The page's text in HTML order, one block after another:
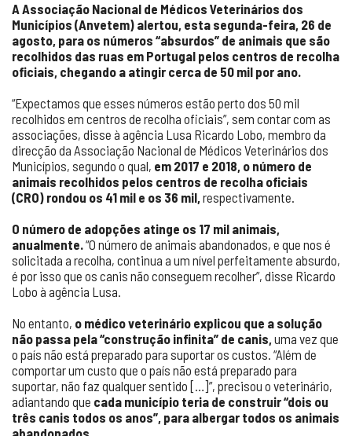
A Associação Nacional de Médicos Veterinários dos
Municípios (Anvetem) alertou, esta segunda-feira, 26 de
agosto, para os números “absurdos” de animais que são
recolhidos das ruas em Portugal pelos centros de recolha
oficiais, chegando a atingir cerca de 50 mil por ano.
“Expectamos que esses números estão perto dos 50 mil
recolhidos em centros de recolha oficiais”, sem contar com as
associações, disse à agência Lusa Ricardo Lobo, membro da
direcção da Associação Nacional de Médicos Veterinários dos
Municípios, segundo o qual, em 2017 e 2018, o número de
animais recolhidos pelos centros de recolha oficiais
(CRO) rondou os 41 mil e os 36 mil,respectivamente.
O número de adopções atinge os 17 mil animais,
anualmente.“O número de animais abandonados, e que nos é
solicitada a recolha, continua a um nível perfeitamente absurdo,
é por isso que os canis não conseguem recolher”, disse Ricardo
Lobo à agência Lusa.
No entanto, o médico veterinário explicou que a solução
não passa pela “construção infinita” de canis,uma vez que
o país não está preparado para suportar os custos. “Além de
comportar um custo que o país não está preparado para
suportar, não faz qualquer sentido […]”, precisou o veterinário,
adiantando que cada município teria de construir “dois ou
três canis todos os anos”, para albergar todos os animais
abandonados.